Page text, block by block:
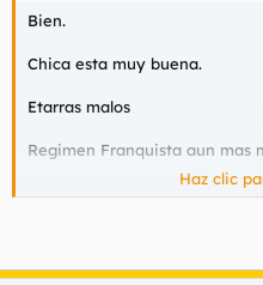
Bien.
Chica esta muy buena.
Etarras malos
Regimen Franquista aun mas
Resumen: Todos son unos de
Haz clic